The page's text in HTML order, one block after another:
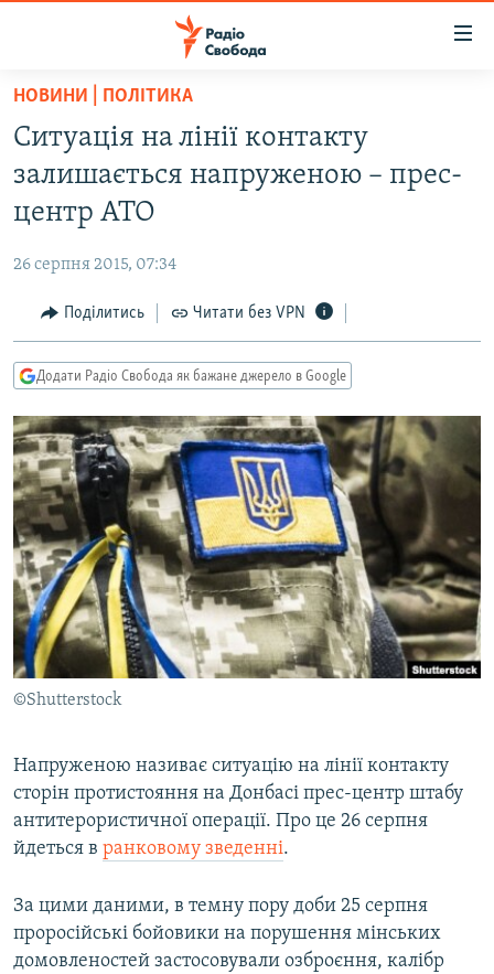
Перейти
основного
матеріалу
до
основної
навігації
Перейти
до
пошуку
ВСЕ ЗА ДОБУ
ЕКОНОМІКА
СУСПІЛЬСТВО
УКРАЇНА
СВІТ
РОСІЙСЬКА «ФІЛЬТРАЦІЯ»
ДОНБАС.РЕАЛІЇ
ТИ ЯК?
СХЕМИ
КИТАЙ.ВИКЛИКИ
МУЛЬТИМЕДІА
ФОТО
СПЕЦПРОЄКТИ
ПОДКАСТИ
КРИМ РЕАЛІЇ
УКР
КТАТ
ДОЛУЧАЙСЯ!
НОВИНИ | ПОЛІТИКА
Ситуація на лінії контакту
залишається напруженою – прес-
центр АТО
26 серпня 2015, 07:34
Поділитись Читати без VPN
Додати Радіо Свобода як бажане джерело в Google
©Shutterstock
Напруженою називає ситуацію на лінії контакту
сторін протистояння на Донбасі прес-центр штабу
антитерористичної операції. Про це 26 серпня
йдеться в ранковому зведенні.
За цими даними, в темну пору доби 25 серпня
проросійські бойовики на порушення мінських
домовленостей застосовували озброєння, калібр